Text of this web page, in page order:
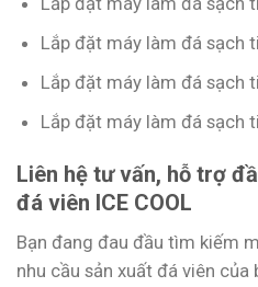
Lắp đặt máy làm đá sạch
Lắp đặt máy làm đá sạch
Lắp đặt máy làm đá sạch
Liên hệ tư vấn, hỗ trợ
đá viên ICE COOL
Bạn đang đau đầu tìm kiếm
nhu cầu sản xuất đá viên của